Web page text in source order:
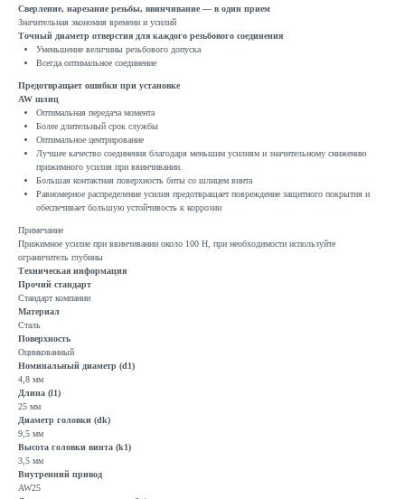
Сверление, нарезание резьбы, ввинчивание — в один прием
Значительная экономия времени и усилий
Точный диаметр отверстия для каждого резьбового соединения
Уменьшение величины резьбового допуска
Всегда оптимальное соединение
Предотвращает ошибки при установке
AW шлиц
Оптимальная передача момента
Более длительный срок службы
Оптимальное центрирование
Лучшее качество соединения благодаря меньшим усилиям и значительному снижению
прижимного усилия при ввинчивании.
Большая контактная поверхность биты со шлицем винта
Равномерное распределение усилия предотвращает повреждение защитного покрытия и
обеспечивает большую устойчивость к коррозии
Примечание
Прижимное усилие при ввинчивании около 100 Н, при необходимости используйте
ограничитель глубины
Техническая информация
Прочий стандарт
Стандарт компании
Материал
Сталь
Поверхность
Оцинкованный
Номинальный диаметр (d1)
4,8 мм
Длина (l1)
25 мм
Диаметр головки (dk)
9,5 мм
Высота головки винта (k1)
3,5 мм
Внутренний привод
AW25